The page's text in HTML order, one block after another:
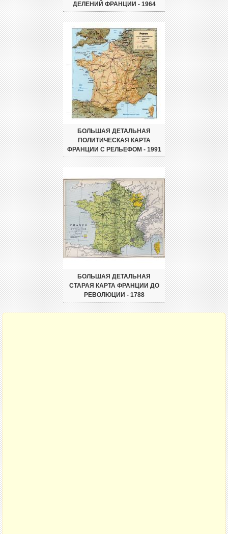
ДЕЛЕНИЙ ФРАНЦИИ - 1964
БОЛЬШАЯ ДЕТАЛЬНАЯ
ПОЛИТИЧЕСКАЯ КАРТА
ФРАНЦИИ С РЕЛЬЕФОМ - 1991
БОЛЬШАЯ ДЕТАЛЬНАЯ
СТАРАЯ КАРТА ФРАНЦИИ ДО
РЕВОЛЮЦИИ - 1788